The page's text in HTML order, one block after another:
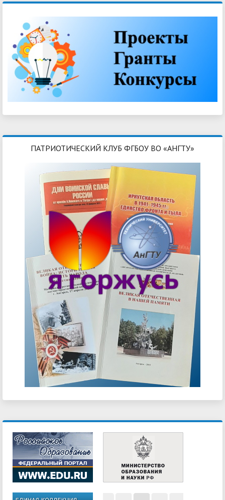
ПАТРИОТИЧЕСКИЙ КЛУБ ФГБОУ ВО «АНГТУ»